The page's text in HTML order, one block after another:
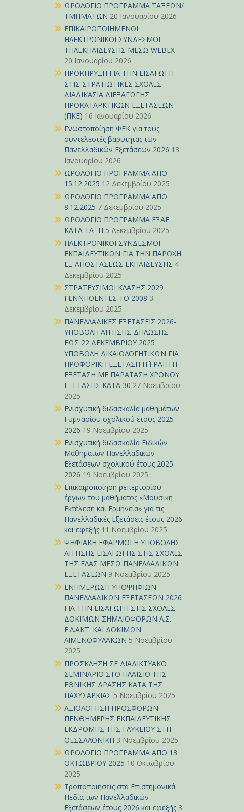
ΩΡΟΛΟΓΙΟ ΠΡΟΓΡΑΜΜΑ ΤΑΞΕΩΝ/
ΤΜΗΜΑΤΩΝ 20 Ιανουαρίου 2026
ΕΠΙΚΑΙΡΟΠΟΙΗΜΕΝΟΙ
ΗΛΕΚΤΡΟΝΙΚΟΙ ΣΥΝΔΕΣΜΟΙ
ΤΗΛΕΚΠΑΙΔΕΥΣΗΣ ΜΕΣΩ WEBEX
20 Ιανουαρίου 2026
ΠΡΟΚΗΡΥΞΗ ΓΙΑ ΤΗΝ ΕΙΣΑΓΩΓΗ
ΣΤΙΣ ΣΤΡΑΤΙΩΤΙΚΕΣ ΣΧΟΛΕΣ
ΔΙΑΔΙΚΑΣΙΑ ΔΙΕΞΑΓΩΓΗΣ
ΠΡΟΚΑΤΑΡΚΤΙΚΩΝ ΕΞΕΤΑΣΕΩΝ
(ΠΚΕ) 16 Ιανουαρίου 2026
Γνωστοποίηση ΦΕΚ για τους
συντελεστές βαρύτητας των
Πανελλαδικών Εξετάσεων 2026 13
Ιανουαρίου 2026
ΩΡΟΛΟΓΙΟ ΠΡΟΓΡΑΜΜΑ ΑΠΟ
15.12.2025 12 Δεκεμβρίου 2025
ΩΡΟΛΟΓΙΟ ΠΡΟΓΡΑΜΜΑ ΑΠΟ
8.12.2025 7 Δεκεμβρίου 2025
ΩΡΟΛΟΓΙΟ ΠΡΟΓΡΑΜΜΑ ΕΞΑΕ
ΚΑΤΑ ΤΑΞΗ 5 Δεκεμβρίου 2025
ΗΛΕΚΤΡΟΝΙΚΟΙ ΣΥΝΔΕΣΜΟΙ
ΕΚΠΑΙΔΕΥΤΙΚΩΝ ΓΙΑ ΤΗΝ ΠΑΡΟΧΗ
ΕΞ ΑΠΟΣΤΑΣΕΩΣ ΕΚΠΑΙΔΕΥΣΗΣ 4
Δεκεμβρίου 2025
ΣΤΡΑΤΕΥΣΙΜΟΙ ΚΛΑΣΗΣ 2029
ΓΕΝΝΗΘΕΝΤΕΣ ΤΟ 2008 3
Δεκεμβρίου 2025
ΠΑΝΕΛΛΑΔΙΚΕΣ ΕΞΕΤΑΣΕΙΣ 2026-
ΥΠΟΒΟΛΗ ΑΙΤΗΣΗΣ-ΔΗΛΩΣΗΣ
ΕΩΣ 22 ΔΕΚΕΜΒΡΙΟΥ 2025
ΥΠΟΒΟΛΗ ΔΙΚΑΙΟΛΟΓΗΤΙΚΩΝ ΓΙΑ
ΠΡΟΦΟΡΙΚΗ ΕΞΕΤΑΣΗ Η΄ ΓΡΑΠΤΗ
ΕΞΕΤΑΣΗ ΜΕ ΠΑΡΑΤΑΣΗ ΧΡΟΝΟΥ
ΕΞΕΤΑΣΗΣ ΚΑΤΑ 30΄ 27 Νοεμβρίου
2025
Ενισχυτική διδασκαλία μαθημάτων
Γυμνασίου σχολικού έτους 2025-
2026 19 Νοεμβρίου 2025
Ενισχυτική διδασκαλία Ειδικών
Μαθημάτων Πανελλαδικών
Εξετάσεων σχολικού έτους 2025-
2026 19 Νοεμβρίου 2025
Επικαιροποίηση ρεπερτορίου
έργων του μαθήματος «Μουσική
Εκτέλεση και Ερμηνεία» για τις
Πανελλαδικές Εξετάσεις έτους 2026
και εφεξής 11 Νοεμβρίου 2025
ΨΗΦΙΑΚΗ ΕΦΑΡΜΟΓΗ ΥΠΟΒΟΛΗΣ
ΑΙΤΗΣΗΣ ΕΙΣΑΓΩΓΗΣ ΣΤΙΣ ΣΧΟΛΕΣ
ΤΗΣ ΕΛΑΣ ΜΕΣΩ ΠΑΝΕΛΛΑΔΙΚΩΝ
ΕΞΕΤΑΣΕΩΝ 9 Νοεμβρίου 2025
ΕΝΗΜΕΡΩΣΗ ΥΠΟΨΗΦΙΩΝ
ΠΑΝΕΛΛΑΔΙΚΩΝ ΕΞΕΤΑΣΕΩΝ 2026
ΓΙΑ ΤΗΝ ΕΙΣΑΓΩΓΗ ΣΤΙΣ ΣΧΟΛΕΣ
ΔΟΚΙΜΩΝ ΣΗΜΑΙΟΦΟΡΩΝ Λ.Σ.-
Ε.Λ.ΑΚΤ. ΚΑΙ ΔΟΚΙΜΩΝ
ΛΙΜΕΝΟΦΥΛΑΚΩΝ 5 Νοεμβρίου
2025
ΠΡΟΣΚΛΗΣΗ ΣΕ ΔΙΑΔΙΚΤΥΑΚΟ
ΣΕΜΙΝΑΡΙΟ ΣΤΟ ΠΛΑΙΣΙΟ ΤΗΣ
ΕΘΝΙΚΗΣ ΔΡΑΣΗΣ ΚΑΤΑ ΤΗΣ
ΠΑΧΥΣΑΡΚΙΑΣ 5 Νοεμβρίου 2025
ΑΞΙΟΛΟΓΗΣΗ ΠΡΟΣΦΟΡΩΝ
ΠΕΝΘΗΜΕΡΗΣ ΕΚΠΑΙΔΕΥΤΙΚΗΣ
ΕΚΔΡΟΜΗΣ ΤΗΣ Γ΄ΛΥΚΕΙΟΥ ΣΤΗ
ΘΕΣΣΑΛΟΝΙΚΗ 3 Νοεμβρίου 2025
ΩΡΟΛΟΓΙΟ ΠΡΟΓΡΑΜΜΑ ΑΠΟ 13
ΟΚΤΩΒΡΙΟΥ 2025 10 Οκτωβρίου
2025
Τροποποιήσεις στα Επιστημονικά
Πεδία των Πανελλαδικών
Εξετάσεων έτους 2026 και εφεξής 3